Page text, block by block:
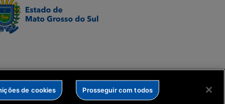
de cookies Prosseguir com todos